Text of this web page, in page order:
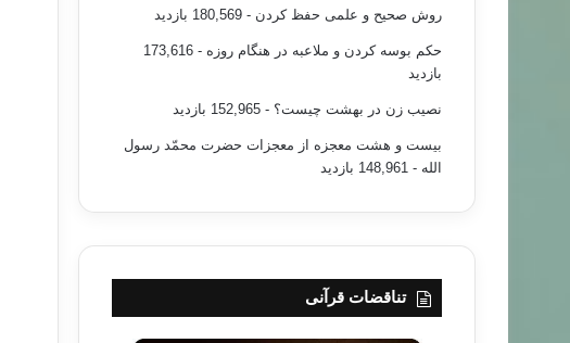
روش صحیح و علمی حفظ کردن - 180,569 بازدید
حکم بوسه کردن و ملاعبه در هنگام روزه
- 173,616
بازدید
نصیب زن در بهشت چیست؟ - 152,965 بازدید
بیست و هشت معجزه از معجزات حضرت محمّد رسول
الله - 148,961 بازدید
تناقضات قرآنی